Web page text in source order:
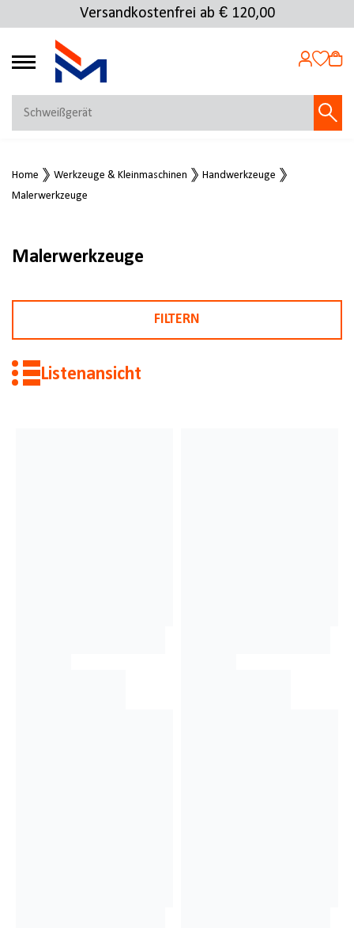
Versandkostenfrei ab € 120,00
4.72
MEIN KONTO
Jetzt anmelden
Home Werkzeuge & Kleinmaschinen
Handwerkzeuge
Malerwerkzeuge
Malerwerkzeuge
FILTERN
Listenansicht